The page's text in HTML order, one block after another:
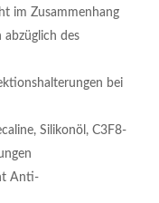
im Zusammenhang
des
bei
Silikonöl, C3F8-
Anti-